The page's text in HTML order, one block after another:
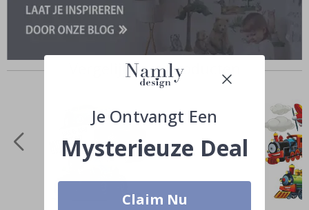
Vergelijkbare producten
Je Ontvangt Een
Mysterieuze Deal
Claim Nu